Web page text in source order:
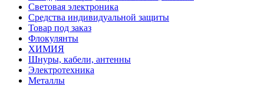
Световая электроника
Средства индивидуальной защиты
Товар под заказ
Флокулянты
ХИМИЯ
Шнуры, кабели, антенны
Электротехника
Металлы